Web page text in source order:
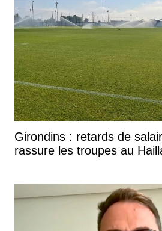
Girondins : retards de
rassure les troupes au